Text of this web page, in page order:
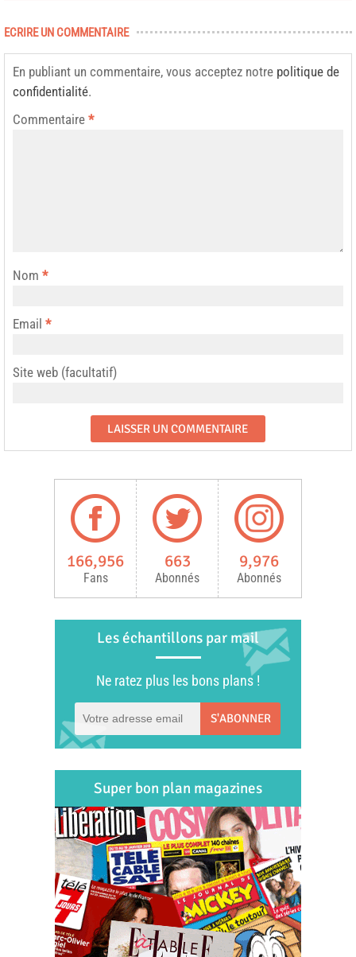
ECRIRE UN COMMENTAIRE
En publiant un commentaire, vous acceptez notre politique de
confidentialité.
Commentaire *
Nom *
Email *
Site web (facultatif)
166,956
Fans
663
Abonnés
9,976
Abonnés
Les échantillons par mail
Ne ratez plus les bons plans !
S'ABONNER
Super bon plan magazines